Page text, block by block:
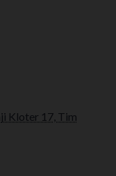
Kloter 17, Tim